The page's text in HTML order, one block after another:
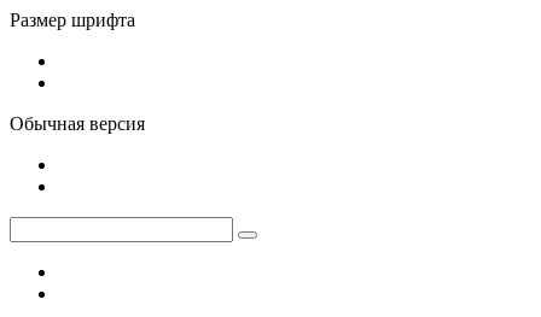
Размер шрифта
Обычная версия